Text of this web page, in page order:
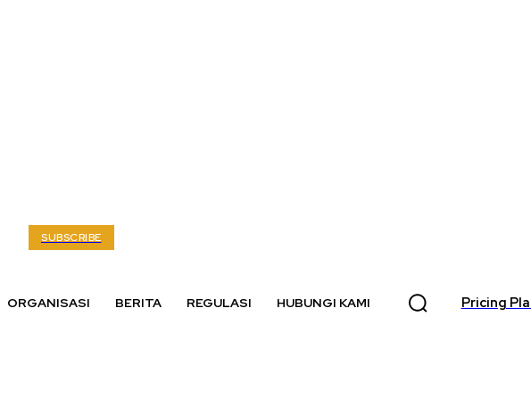
SUBSCRIBE
ORGANISASI BERITA REGULASI HUBUNGI KAMI Pricing